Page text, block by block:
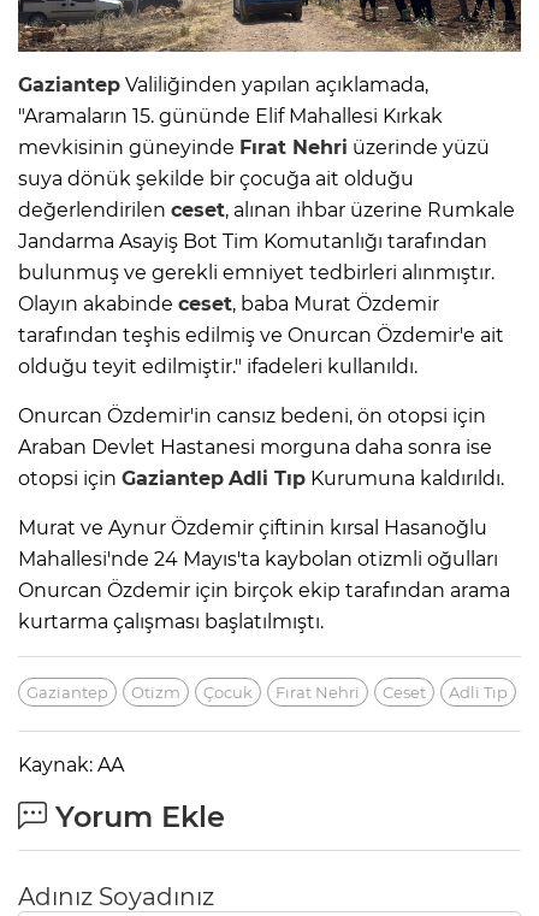
Gaziantep Valiliğinden yapılan açıklamada,
"Aramaların 15. gününde Elif Mahallesi Kırkak
mevkisinin güneyinde Fırat Nehri üzerinde yüzü
suya dönük şekilde bir çocuğa ait olduğu
değerlendirilen ceset, alınan ihbar üzerine Rumkale
Jandarma Asayiş Bot Tim Komutanlığı tarafından
bulunmuş ve gerekli emniyet tedbirleri alınmıştır.
Olayın akabinde ceset, baba Murat Özdemir
tarafından teşhis edilmiş ve Onurcan Özdemir'e ait
olduğu teyit edilmiştir." ifadeleri kullanıldı.
Onurcan Özdemir'in cansız bedeni, ön otopsi için
Araban Devlet Hastanesi morguna daha sonra ise
otopsi için Gaziantep Adli Tıp Kurumuna kaldırıldı.
Murat ve Aynur Özdemir çiftinin kırsal Hasanoğlu
Mahallesi'nde 24 Mayıs'ta kaybolan otizmli oğulları
Onurcan Özdemir için birçok ekip tarafından arama
kurtarma çalışması başlatılmıştı.
Gaziantep Otizm Çocuk Fırat Nehri Ceset Adli Tıp
Kaynak: AA
Yorum Ekle
Adınız Soyadınız